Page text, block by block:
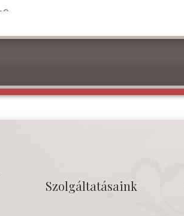
Szolgáltatásaink